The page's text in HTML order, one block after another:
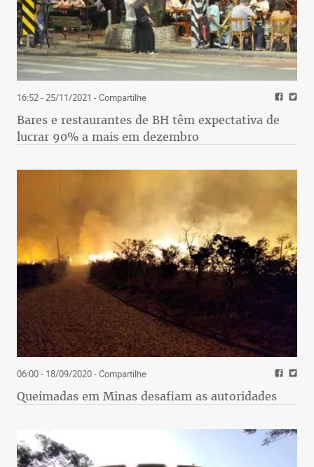
16:52 - 25/11/2021 - Compartilhe
Bares e restaurantes de BH têm expectativa de
lucrar 90% a mais em dezembro
06:00 - 18/09/2020- Compartilhe
Queimadas em Minas desafiam as autoridades